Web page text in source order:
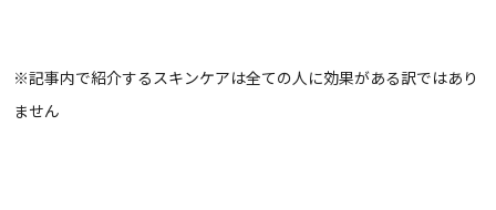
※記事内で紹介するスキンケアは全ての人に効果がある訳ではあり
ません